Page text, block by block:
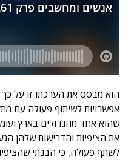
הוא מבסס את הערכתו זו על
אפשרויות לשיתוף פעולה עם
את הציפיות והדרישות שלהן
לשתף פעולה, כי הבנתי